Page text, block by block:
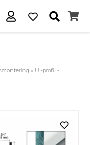
» U -profil -